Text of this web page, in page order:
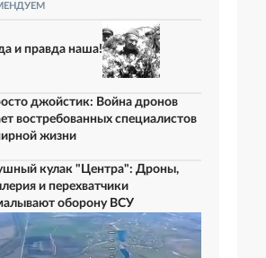
и правда наша!
джойстик: Война дронов
востребованных специалистов
жизни
кулак "Центра": Дроны,
и перехватчики
оборону ВСУ